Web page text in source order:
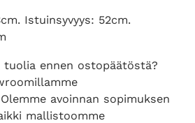
Istuinsyvyys: 52cm.
tuolia ennen ostopäätöstä?
avoinnan sopimuksen
mallistoomme